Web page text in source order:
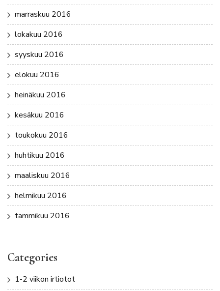
marraskuu 2016
lokakuu 2016
syyskuu 2016
elokuu 2016
heinäkuu 2016
kesäkuu 2016
toukokuu 2016
huhtikuu 2016
maaliskuu 2016
helmikuu 2016
tammikuu 2016
Categories
1-2 viikon irtiotot